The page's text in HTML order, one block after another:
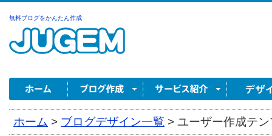
無料ブログをかんたん作成
ホーム > ブログデザイン一覧 > ユーザー作成テ